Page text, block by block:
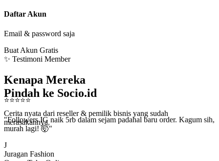
Daftar Akun
Email & password saja
Buat Akun Gratis
✨ Testimoni Member
Kenapa Mereka
Pindah ke Socio.id
Cerita nyata dari reseller & pemilik bisnis yang sudah
merasakannya.
⭐⭐⭐⭐ ⭐
"Followers IG naik 5rb dalam sejam padahal baru order. Kagum sih,
murah lagi! 🤯"
Juragan Fashion
Owner Toko Online